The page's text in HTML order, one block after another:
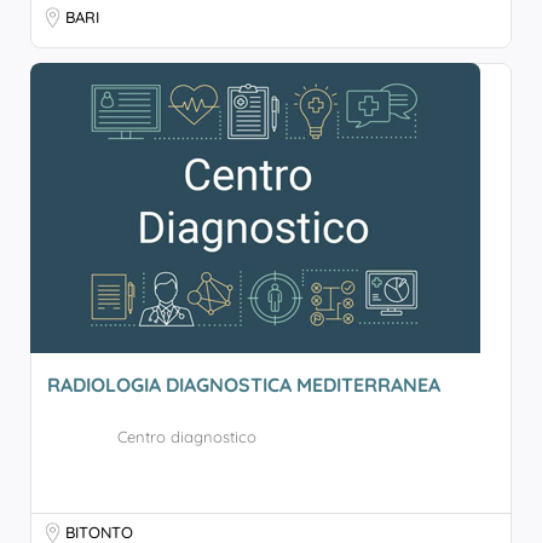
BARI
RADIOLOGIA DIAGNOSTICA MEDITERRANEA
Centro diagnostico
BITONTO